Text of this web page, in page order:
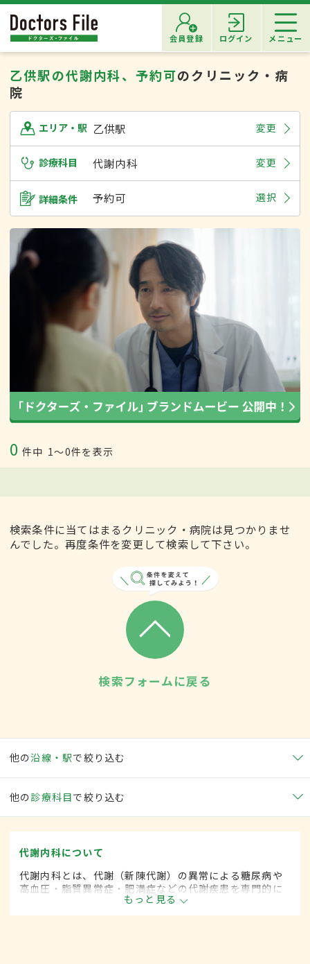
会員登録 ログイン メニュー
乙供駅の代謝内科、予約可のクリニック・病
院
エリア・駅 乙供駅 変更
診療科目 代謝内科 変更
詳細条件 予約可 選択
0 件中 1〜0件を表示
検索条件に当てはまるクリニック・病院は見つかりませ
んでした。再度条件を変更して検索して下さい。
検索フォームに戻る
他の沿線・駅で絞り込む
他の 診療科目で絞り込む
代謝内科について
代謝内科とは、代謝（新陳代謝）の異常による糖尿病や
高血圧・脂質異常症・肥満症などの代謝疾患を専門的に
取り扱う内科の一領域です。
もっと見る